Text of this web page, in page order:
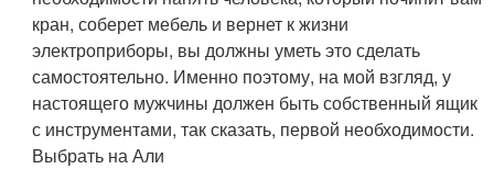
кран, соберет мебель и вернет к жизни
электроприборы, вы должны уметь это сделать
самостоятельно. Именно поэтому, на мой взгляд, у
настоящего мужчины должен быть собственный ящик
с инструментами, так сказать, первой необходимости.
Выбрать на Али